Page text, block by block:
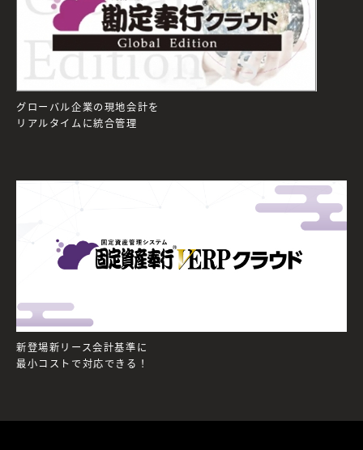
グローバル企業の現地会計を
リアルタイムに統合管理
新登場新リース会計基準に
最小コストで対応できる！